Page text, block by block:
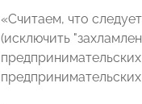
«Считаем, что
(исключить